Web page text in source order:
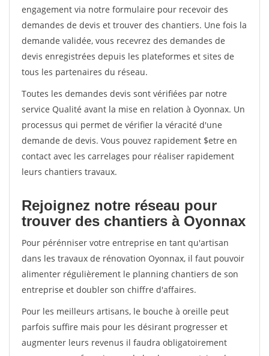
engagement via notre formulaire pour recevoir des
demandes de devis et trouver des chantiers. Une fois la
demande validée, vous recevrez des demandes de
devis enregistrées depuis les plateformes et sites de
tous les partenaires du réseau.
Toutes les demandes devis sont vérifiées par notre
service Qualité avant la mise en relation à Oyonnax. Un
processus qui permet de vérifier la véracité d'une
demande de devis. Vous pouvez rapidement $etre en
contact avec les carrelages pour réaliser rapidement
leurs chantiers travaux.
Rejoignez notre réseau pour
trouver des chantiers à Oyonnax
Pour pérénniser votre entreprise en tant qu'artisan
dans les travaux de rénovation Oyonnax, il faut pouvoir
alimenter régulièrement le planning chantiers de son
entreprise et doubler son chiffre d'affaires.
Pour les meilleurs artisans, le bouche à oreille peut
parfois suffire mais pour les désirant progresser et
augmenter leurs revenus il faudra obligatoirement